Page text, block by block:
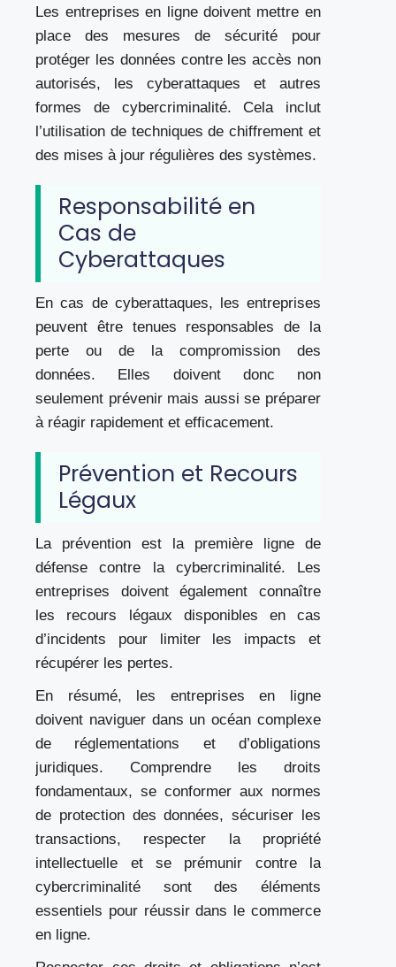
Les entreprises en ligne doivent mettre en
place des mesures de sécurité pour
protéger les données contre les accès non
autorisés, les cyberattaques et autres
formes de cybercriminalité. Cela inclut
l’utilisation de techniques de chiffrement et
des mises à jour régulières des systèmes.
Responsabilité en
Cas de
Cyberattaques
En cas de cyberattaques, les entreprises
peuvent être tenues responsables de la
perte ou de la compromission des
données. Elles doivent donc non
seulement prévenir mais aussi se préparer
à réagir rapidement et efficacement.
Prévention et Recours
Légaux
La prévention est la première ligne de
défense contre la cybercriminalité. Les
entreprises doivent également connaître
les recours légaux disponibles en cas
d’incidents pour limiter les impacts et
récupérer les pertes.
En résumé, les entreprises en ligne
doivent naviguer dans un océan complexe
de réglementations et d’obligations
juridiques. Comprendre les droits
fondamentaux, se conformer aux normes
de protection des données, sécuriser les
transactions, respecter la propriété
intellectuelle et se prémunir contre la
cybercriminalité sont des éléments
essentiels pour réussir dans le commerce
en ligne.